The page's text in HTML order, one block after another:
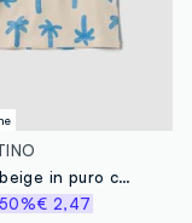
T-shirt beige in puro cotone organico da bimbo con stampa palme
€ 2,47